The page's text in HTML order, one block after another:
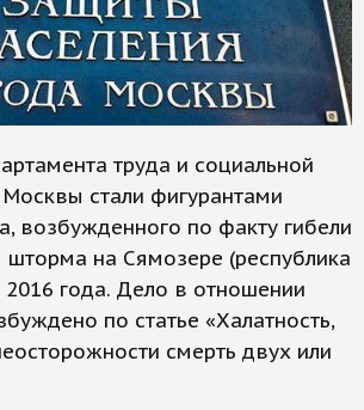
труда и социальной
стали фигурантами
возбужденного по факту гибели
на Сямозере (республика
года. Дело в отношении
по статье «Халатность,
смерть двух или